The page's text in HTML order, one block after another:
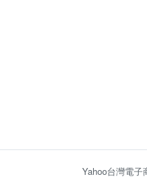
Yahoo台灣電